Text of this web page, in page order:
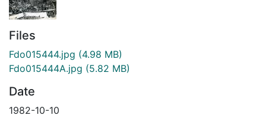
Files
Fdo015444.jpg (4.98 MB)
Fdo015444A.jpg (5.82 MB)
Date
1982-10-10